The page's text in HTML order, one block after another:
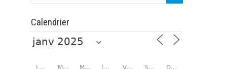
Calendrier
LUNDI MARDI MERCREDI JEUDI VENDREDI SAMEDI DIMANCHE